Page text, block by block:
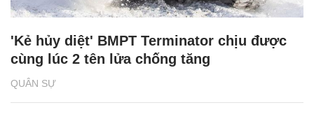
QUÂN SỰ
'Kẻ hủy diệt' BMPT Terminator chịu được
cùng lúc 2 tên lửa chống tăng